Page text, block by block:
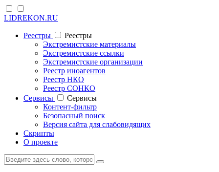
LIDREKON.RU
Реестры
Реестры
Экстремистские материалы
Экстремистские ссылки
Экстремистские организации
Реестр иноагентов
Реестр НКО
Реестр СОНКО
Cервисы
Cервисы
Контент-фильтр
Безопасный поиск
Версия сайта для слабовидящих
Скрипты
О проекте